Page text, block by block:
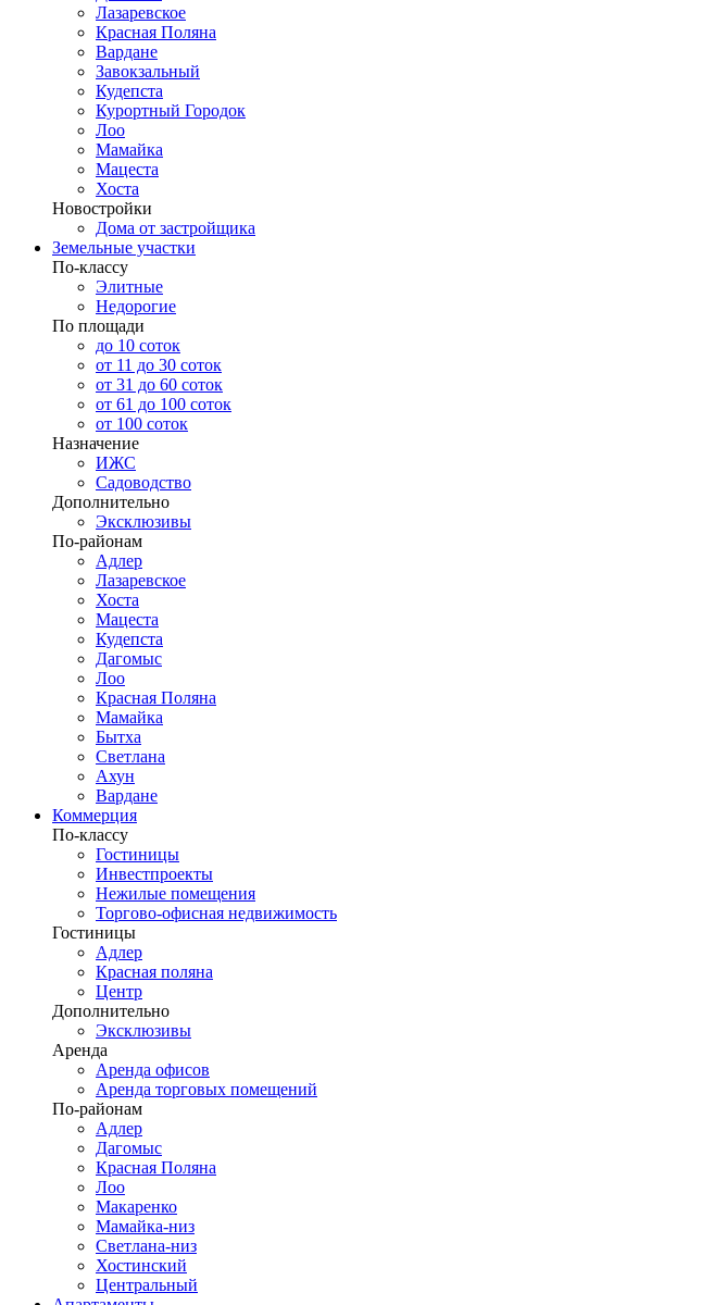
Лазаревское
Красная Поляна
Вардане
Завокзальный
Кудепста
Курортный Городок
Лоо
Мамайка
Мацеста
Хоста
Новостройки
Дома от застройщика
Земельные участки
По-классу
Элитные
Недорогие
По площади
до 10 соток
от 11 до 30 соток
от 31 до 60 соток
от 61 до 100 соток
от 100 соток
Назначение
ИЖС
Садоводство
Дополнительно
Эксклюзивы
По-районам
Адлер
Лазаревское
Хоста
Мацеста
Кудепста
Дагомыс
Лоо
Красная Поляна
Мамайка
Бытха
Светлана
Ахун
Вардане
Коммерция
По-классу
Гостиницы
Инвестпроекты
Нежилые помещения
Торгово-офисная недвижимость
Гостиницы
Адлер
Красная поляна
Центр
Дополнительно
Эксклюзивы
Аренда
Аренда офисов
Аренда торговых помещений
По-районам
Адлер
Дагомыс
Красная Поляна
Лоо
Макаренко
Мамайка-низ
Светлана-низ
Хостинский
Центральный